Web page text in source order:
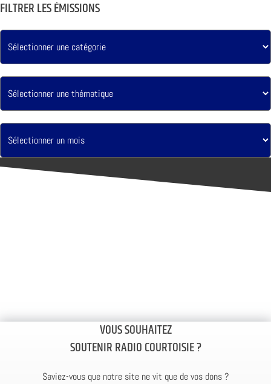
FILTRER LES ÉMISSIONS
VOUS SOUHAITEZ
SOUTENIR RADIO COURTOISIE ?
Saviez-vous que notre site ne vit que de vos dons ?